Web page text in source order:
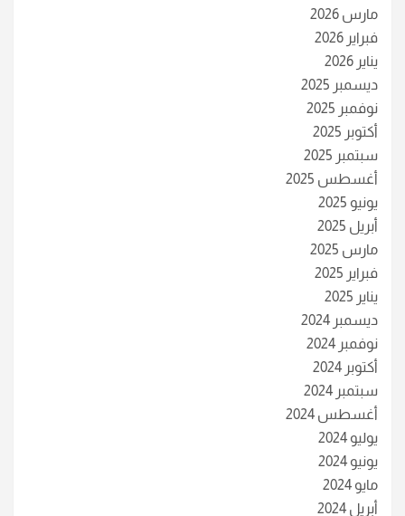
مارس 2026
فبراير 2026
يناير 2026
ديسمبر 2025
نوفمبر 2025
أكتوبر 2025
سبتمبر 2025
أغسطس 2025
يونيو 2025
أبريل 2025
مارس 2025
فبراير 2025
يناير 2025
ديسمبر 2024
نوفمبر 2024
أكتوبر 2024
سبتمبر 2024
أغسطس 2024
يوليو 2024
يونيو 2024
مايو 2024
أبريل 2024